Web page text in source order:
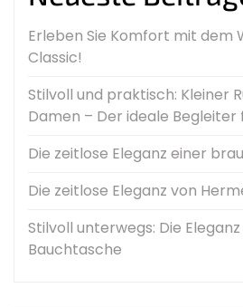
Erleben Sie Komfort mit dem
Classic!
Stilvoll und praktisch: Kleiner
Damen – Der ideale
Die zeitlose Eleganz einer
Die zeitlose Eleganz von
Stilvoll unterwegs: Die
Bauchtasche